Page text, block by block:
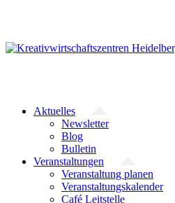
Aktuelles
Newsletter
Blog
Bulletin
Veranstaltungen
Veranstaltung planen
Veranstaltungskalender
Café Leitstelle